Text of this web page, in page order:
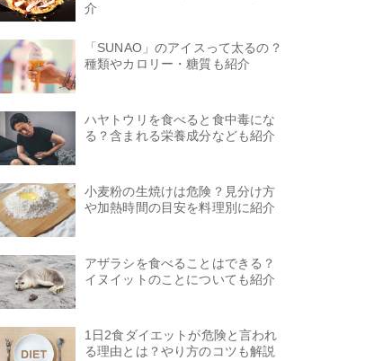
介
「SUNAO」のアイスって太るの？
種類やカロリー・糖質も紹介
ハヤトウリを食べると食中毒にな
る？含まれる栄養成分なども紹介
小麦粉の生焼けは危険？見分け方
や加熱時間の目安を料理別に紹介
アザラシを食べることはできる？
イヌイットのことについても紹介
1日2食ダイエットが危険と言われ
る理由とは？やり方のコツも解説